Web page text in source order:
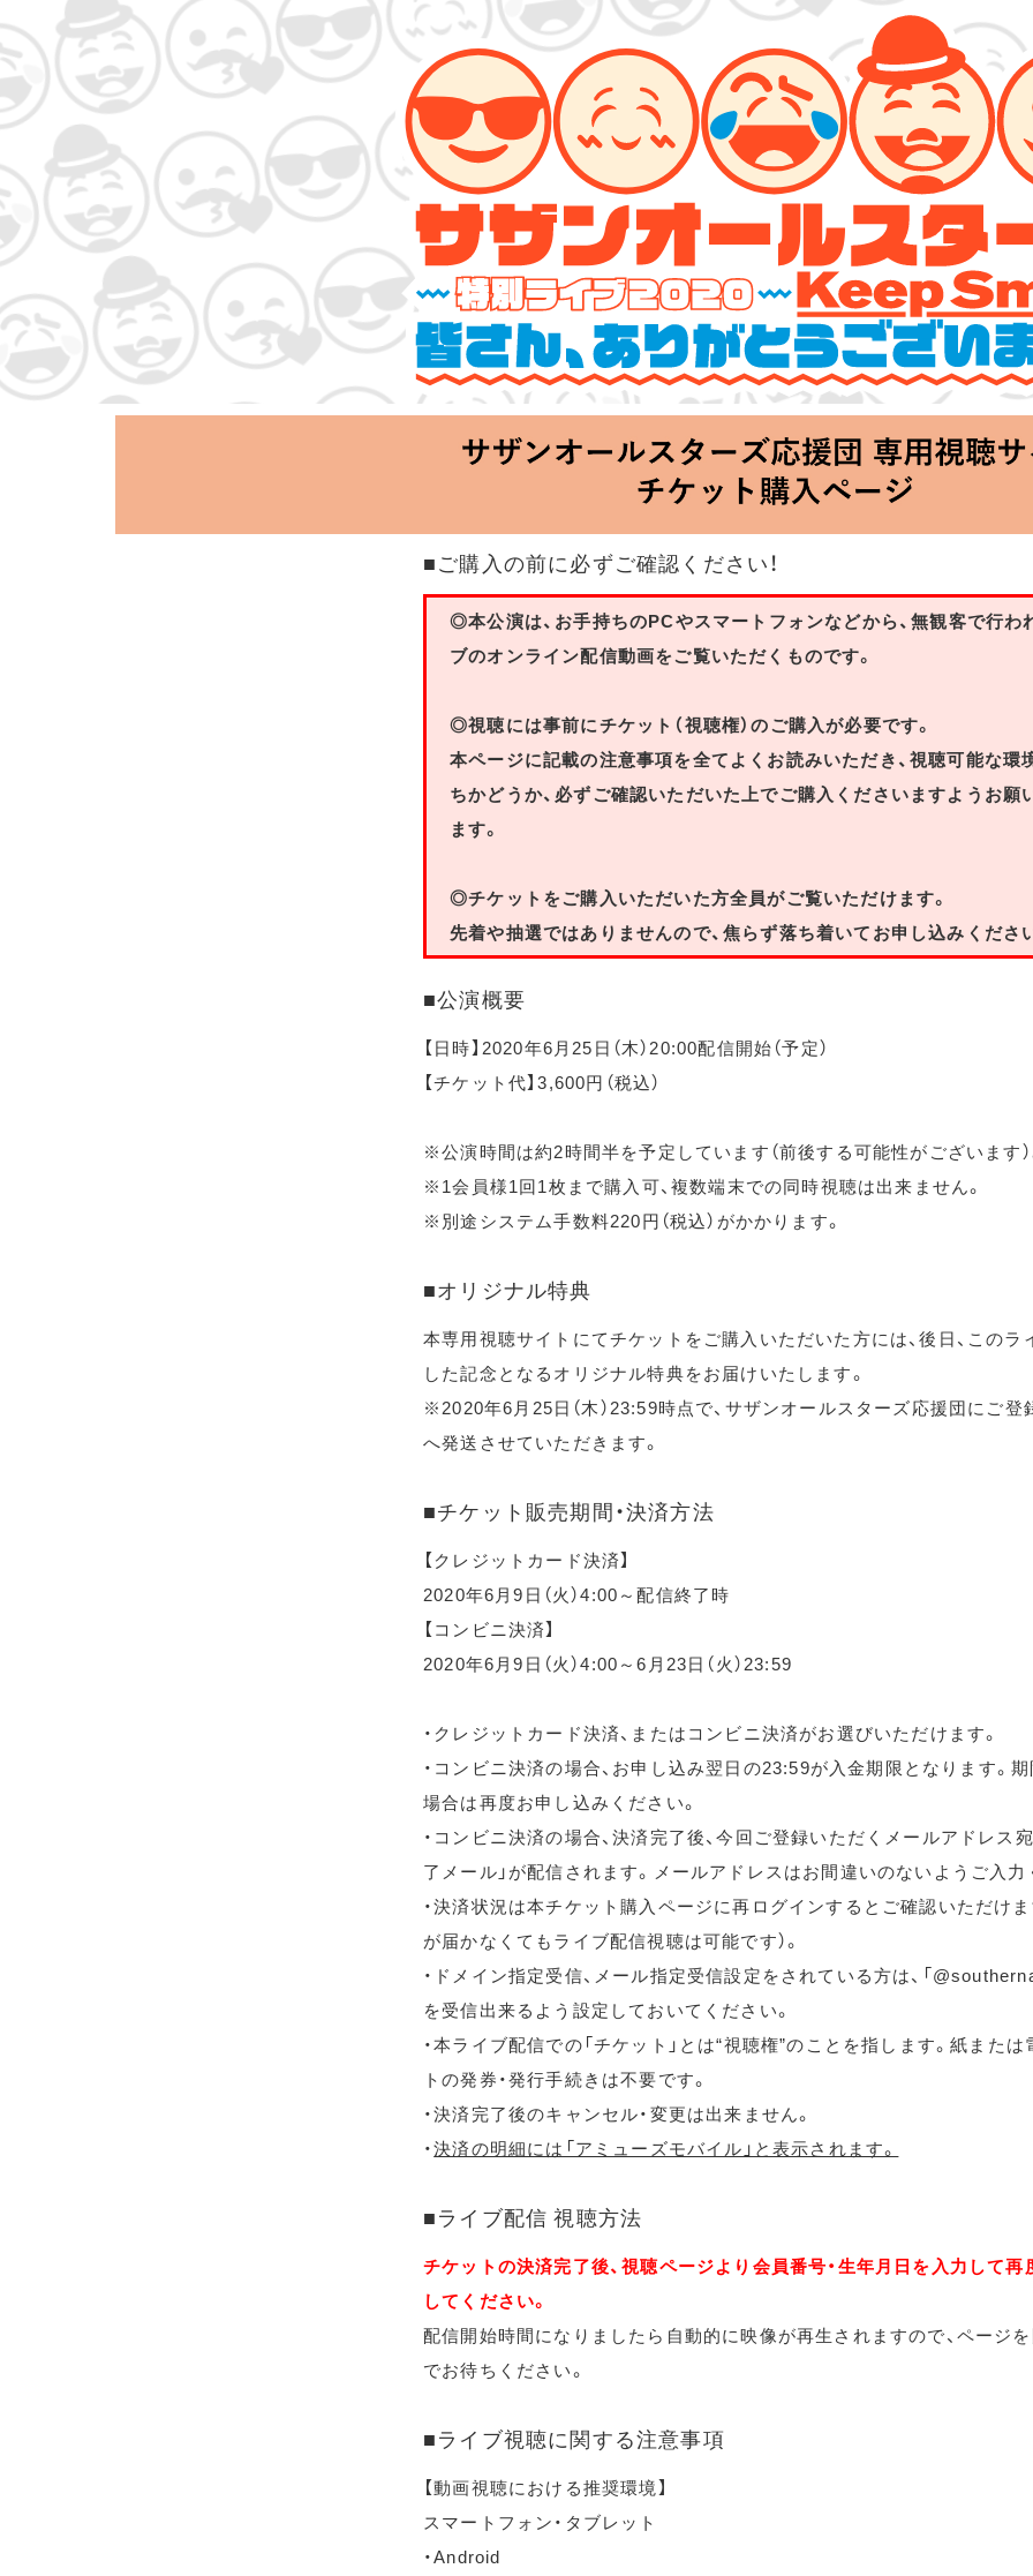
サザンオールスターズ 特別ライブ 2020
「Keep Smilin’～皆さん、ありがとうございます!!～」
2020.06.25 Thu 20:00 Start at 横浜アリーナ
■ご購入の前に必ずご確認ください！
◎本公演は、お手持ちのPCやスマートフォンなどから、無観客で行わ
ブのオンライン配信動画をご覧いただくものです。
◎視聴には事前にチケット（視聴権）のご購入が必要です。
本ページに記載の注意事項を全てよくお読みいただき、視聴可能な環
ちかどうか、必ずご確認いただいた上でご購入くださいますようお願
ます。
◎チケットをご購入いただいた方全員がご覧いただけます。
先着や抽選ではありませんので、焦らず落ち着いてお申し込みくださ
■公演概要
【日時】2020年6月25日（木）20:00配信開始（予定）
【チケット代】3,600円（税込）
※公演時間は約2時間半を予定しています（前後する可能性がございます）
※1会員様1回1枚まで購入可、複数端末での同時視聴は出来ません。
※別途システム手数料220円（税込）がかかります。
■オリジナル特典
本専用視聴サイトにてチケットをご購入いただいた方には、後日、このラ
した記念となるオリジナル特典をお届けいたします。
※2020年6月25日（木）23:59時点で、サザンオールスターズ応援団にご登
へ発送させていただきます。
■チケット販売期間・決済方法
【クレジットカード決済】
2020年6月9日（火）4:00～配信終了時
【コンビニ決済】
2020年6月9日（火）4:00～6月23日（火）23:59
・クレジットカード決済、またはコンビニ決済がお選びいただけます。
・コンビニ決済の場合、お申し込み翌日の23:59が入金期限となります。
場合は再度お申し込みください。
・コンビニ決済の場合、決済完了後、今回ご登録いただくメールアドレス
了メール」が配信されます。メールアドレスはお間違いのないようご入力
・決済状況は本チケット購入ページに再ログインするとご確認いただけま
が届かなくてもライブ配信視聴は可能です）。
・ドメイン指定受信、メール指定受信設定をされている方は、「
を受信出来るよう設定しておいてください。
・本ライブ配信での「チケット」とは“視聴権”のことを指します。紙または
トの発券・発行手続きは不要です。
・決済完了後のキャンセル・変更は出来ません。
・決済の明細には「アミューズモバイル」と表示されます。
■ライブ配信 視聴方法
チケットの決済完了後、視聴ページより会員番号・生年月日を入力して再
してください。
配信開始時間になりましたら自動的に映像が再生されますので、ページ
でお待ちください。
■ライブ視聴に関する注意事項
【動画視聴における推奨環境】
スマートフォン・タブレット
・Android